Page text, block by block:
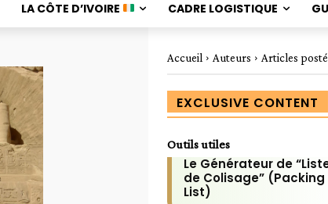
LA CÔTE D’IVOIRE CADRE LOGISTIQUE
Accueil Auteurs Articles
EXCLUSIVE CONTENT
Outils utiles
Le Générateur de
de Colisage” (Packing
List)